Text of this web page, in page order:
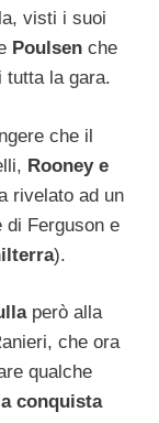
visti i suoi
Poulsen che
tutta la gara.
che il
Rooney e
rivelato ad un
di Ferguson e
).
però alla
che ora
qualche
conquista